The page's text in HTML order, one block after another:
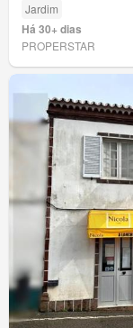
Jardim
Há 30+ dias
PROPERSTAR